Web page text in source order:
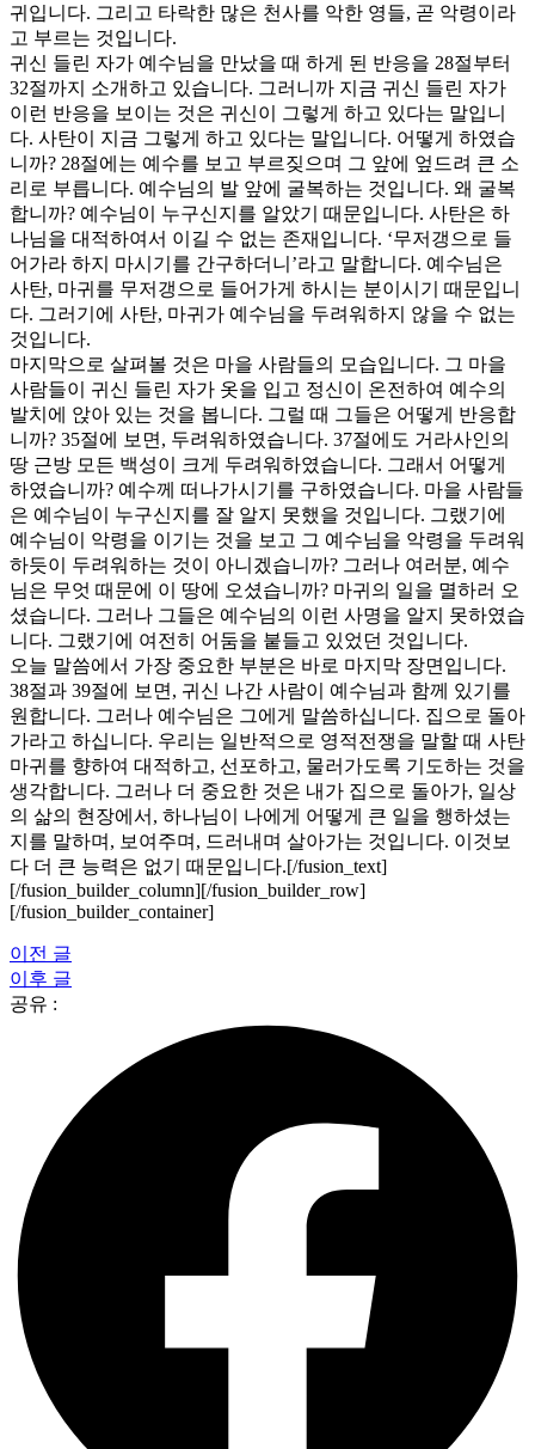
귀입니다. 그리고 타락한 많은 천사를 악한 영들, 곧 악령이라
고 부르는 것입니다.
귀신 들린 자가 예수님을 만났을 때 하게 된 반응을 28절부터
32절까지 소개하고 있습니다. 그러니까 지금 귀신 들린 자가
이런 반응을 보이는 것은 귀신이 그렇게 하고 있다는 말입니
다. 사탄이 지금 그렇게 하고 있다는 말입니다. 어떻게 하였습
니까? 28절에는 예수를 보고 부르짖으며 그 앞에 엎드려 큰 소
리로 부릅니다. 예수님의 발 앞에 굴복하는 것입니다. 왜 굴복
합니까? 예수님이 누구신지를 알았기 때문입니다. 사탄은 하
나님을 대적하여서 이길 수 없는 존재입니다. ‘무저갱으로 들
어가라 하지 마시기를 간구하더니’라고 말합니다. 예수님은
사탄, 마귀를 무저갱으로 들어가게 하시는 분이시기 때문입니
다. 그러기에 사탄, 마귀가 예수님을 두려워하지 않을 수 없는
것입니다.
마지막으로 살펴볼 것은 마을 사람들의 모습입니다. 그 마을
사람들이 귀신 들린 자가 옷을 입고 정신이 온전하여 예수의
발치에 앉아 있는 것을 봅니다. 그럴 때 그들은 어떻게 반응합
니까? 35절에 보면, 두려워하였습니다. 37절에도 거라사인의
땅 근방 모든 백성이 크게 두려워하였습니다. 그래서 어떻게
하였습니까? 예수께 떠나가시기를 구하였습니다. 마을 사람들
은 예수님이 누구신지를 잘 알지 못했을 것입니다. 그랬기에
예수님이 악령을 이기는 것을 보고 그 예수님을 악령을 두려워
하듯이 두려워하는 것이 아니겠습니까? 그러나 여러분, 예수
님은 무엇 때문에 이 땅에 오셨습니까? 마귀의 일을 멸하러 오
셨습니다. 그러나 그들은 예수님의 이런 사명을 알지 못하였습
니다. 그랬기에 여전히 어둠을 붙들고 있었던 것입니다.
오늘 말씀에서 가장 중요한 부분은 바로 마지막 장면입니다.
38절과 39절에 보면, 귀신 나간 사람이 예수님과 함께 있기를
원합니다. 그러나 예수님은 그에게 말씀하십니다. 집으로 돌아
가라고 하십니다. 우리는 일반적으로 영적전쟁을 말할 때 사탄
마귀를 향하여 대적하고, 선포하고, 물러가도록 기도하는 것을
생각합니다. 그러나 더 중요한 것은 내가 집으로 돌아가, 일상
의 삶의 현장에서, 하나님이 나에게 어떻게 큰 일을 행하셨는
지를 말하며, 보여주며, 드러내며 살아가는 것입니다. 이것보
다 더 큰 능력은 없기 때문입니다.[/fusion_text]
[/fusion_builder_column][/fusion_builder_row]
[/fusion_builder_container]
이전 글
이후 글
공유 :